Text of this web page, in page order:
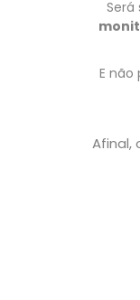
E não
Afinal,